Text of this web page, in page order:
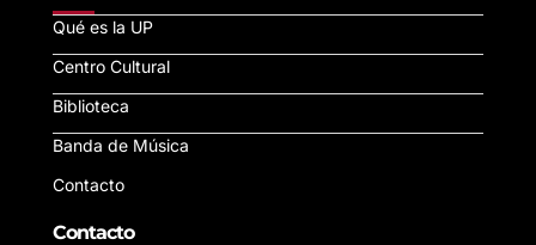
Qué es la UP
Centro Cultural
Biblioteca
Banda de Música
Contacto
Contacto